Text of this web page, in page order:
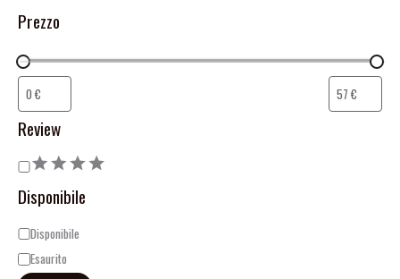
Prezzo
Review
Disponibile
Disponibile
Esaurito